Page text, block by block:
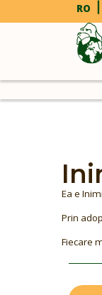
RO
Ea e
Prin
Fiecare